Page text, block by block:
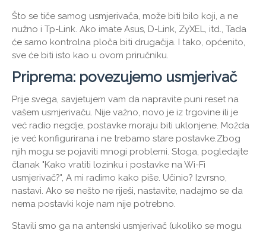
Što se tiče samog usmjerivača, može biti bilo koji, a ne
nužno i Tp-Link. Ako imate Asus, D-Link, ZyXEL, itd., Tada
će samo kontrolna ploča biti drugačija. I tako, općenito,
sve će biti isto kao u ovom priručniku.
Priprema: povezujemo usmjerivač
Prije svega, savjetujem vam da napravite puni reset na
vašem usmjerivaču. Nije važno, novo je iz trgovine ili je
već radio negdje, postavke moraju biti uklonjene. Možda
je već konfigurirana i ne trebamo stare postavke.Zbog
njih mogu se pojaviti mnogi problemi. Stoga, pogledajte
članak "Kako vratiti lozinku i postavke na Wi-Fi
usmjerivač?", A mi radimo kako piše. Učinio? Izvrsno,
nastavi. Ako se nešto ne riješi, nastavite, nadajmo se da
nema postavki koje nam nije potrebno.
Stavili smo ga na antenski usmjerivač (ukoliko se mogu